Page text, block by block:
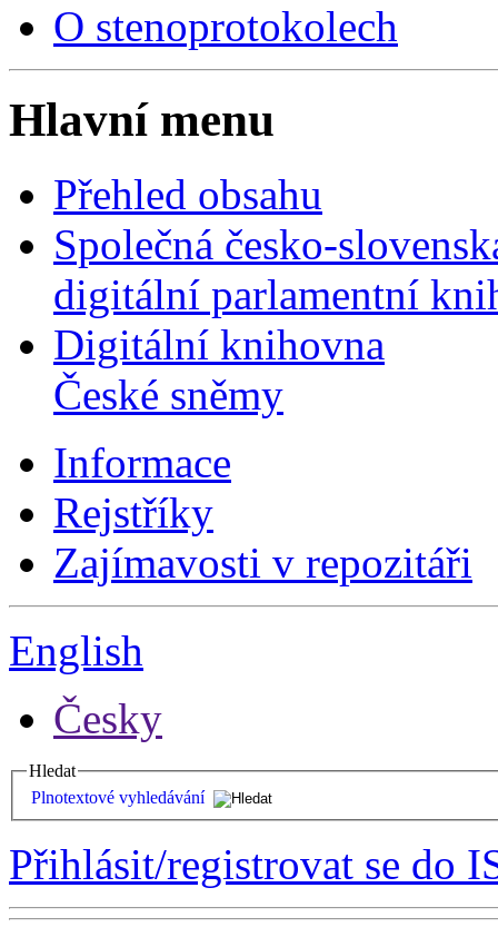
O stenoprotokolech
Hlavní menu
Přehled obsahu
Společná česko-
digitální parlamentní
Digitální knihovna
České sněmy
Informace
Rejstříky
Zajímavosti v repozitáři
English
Česky
Hledat
Plnotextové vyhledávání
Přihlásit/registrovat se do